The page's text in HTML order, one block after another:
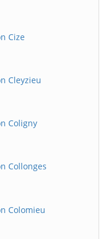
Cize
Cleyzieu
Coligny
Collonges
Colomieu